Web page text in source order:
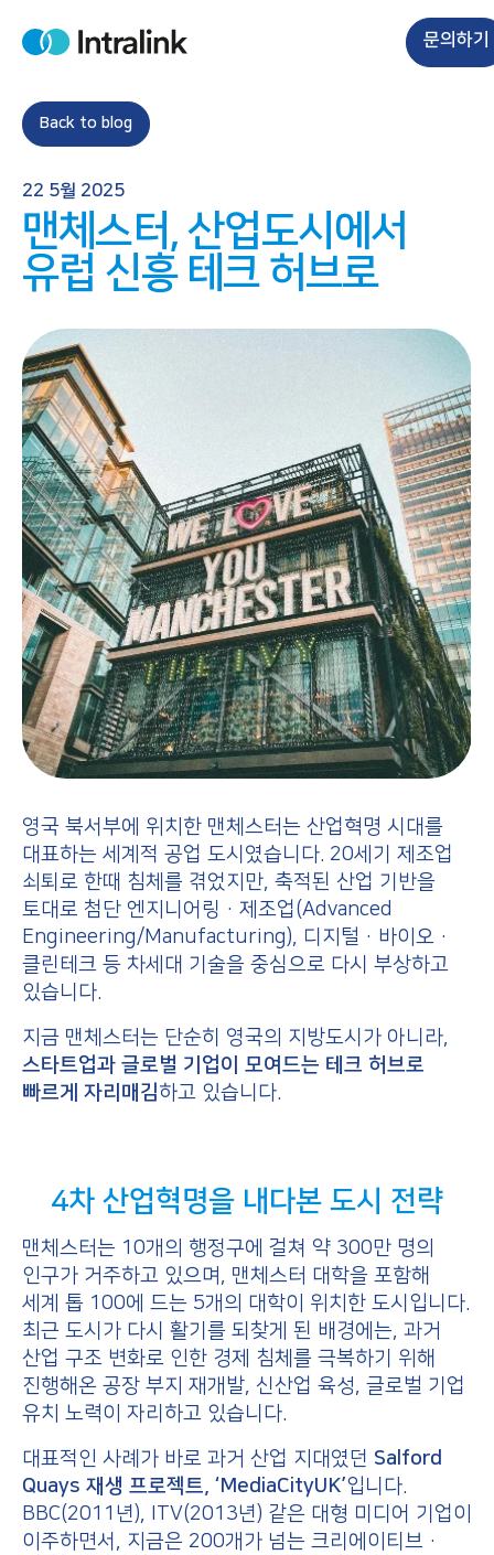
H
e
문의하기
Back to blog
22 5월 2025
맨체스터, 산업도시에서
유럽 신흥 테크 허브로
영국 북서부에 위치한 맨체스터는 산업혁명 시대를
대표하는 세계적 공업 도시였습니다. 20세기 제조업
쇠퇴로 한때 침체를 겪었지만, 축적된 산업 기반을
토대로 첨단 엔지니어링·제조업(Advanced
Engineering/Manufacturing), 디지털·바이오·
클린테크 등 차세대 기술을 중심으로 다시 부상하고
있습니다.
지금 맨체스터는 단순히 영국의 지방도시가 아니라,
스타트업과 글로벌 기업이 모여드는 테크 허브로
빠르게 자리매김하고 있습니다.
4차 산업혁명을 내다본 도시 전략
맨체스터는 10개의 행정구에 걸쳐 약 300만 명의
인구가 거주하고 있으며, 맨체스터 대학을 포함해
세계 톱 100에 드는 5개의 대학이 위치한 도시입니다.
최근 도시가 다시 활기를 되찾게 된 배경에는, 과거
산업 구조 변화로 인한 경제 침체를 극복하기 위해
진행해온 공장 부지 재개발, 신산업 육성, 글로벌 기업
유치 노력이 자리하고 있습니다.
대표적인 사례가 바로 과거 산업 지대였던 Salford
Quays 재생 프로젝트, ‘MediaCityUK’입니다.
BBC(2011년), ITV(2013년) 같은 대형 미디어 기업이
이주하면서, 지금은 200개가 넘는 크리에이티브·